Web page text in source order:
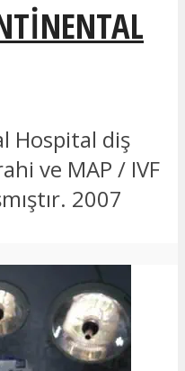
Hospital diş
ve MAP / IVF
2007